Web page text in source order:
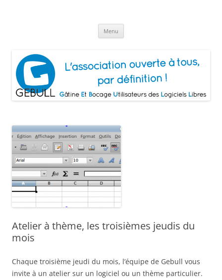
Logiciels Libres
Menu
Atelier à thème, les troisièmes jeudis du
mois
Chaque troisième jeudi du mois, l’équipe de Gebull vous
invite à un atelier sur un logiciel ou un thème particulier.